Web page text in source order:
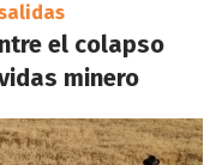
el colapso
minero